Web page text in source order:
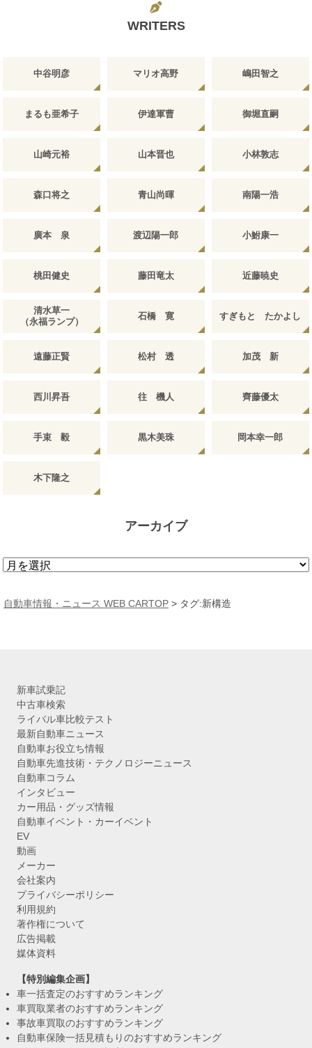
WRITERS
中谷明彦 マリオ高野 嶋田智之
まるも亜希子 伊達軍曹 御堀直嗣
山崎元裕 山本晋也 小林敦志
森口将之 青山尚暉 南陽一浩
廣本 泉 渡辺陽一郎 小鮒康一
桃田健史 藤田竜太 近藤暁史
清水草一
（永福ランプ）
石橋 寛 すぎもと たかよし
遠藤正賢 松村 透 加茂 新
西川昇吾 往 機人 齊藤優太
手束 毅 黒木美珠 岡本幸一郎
木下隆之
アーカイブ
ア
カ
自動車情報・ニュース WEB CARTOP > タグ:新構造
新車試乗記
中古車検索
ライバル車比較テスト
最新自動車ニュース
自動車お役立ち情報
自動車先進技術・テクノロジーニュース
自動車コラム
インタビュー
カー用品・グッズ情報
自動車イベント・カーイベント
EV
動画
メーカー
会社案内
プライバシーポリシー
利用規約
著作権について
広告掲載
媒体資料
【特別編集企画】
車一括査定のおすすめランキング
車買取業者のおすすめランキング
事故車買取のおすすめランキング
自動車保険一括見積もりのおすすめランキング